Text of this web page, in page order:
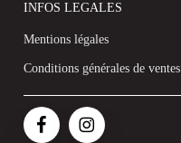
INFOS LEGALES
Mentions légales
Conditions générales de ventes